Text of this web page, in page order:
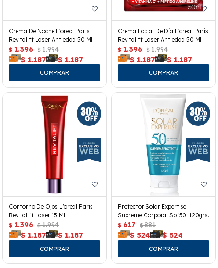
Crema De Noche L'oreal Paris
Revitalift Laser Antiedad 50 Ml.
$ 1.396 $ 1.994
$ 1.187 $ 1.187
Crema Facial De Día L'oreal Paris
Revitalift Laser Antiedad 50 Ml.
$ 1.396 $ 1.994
$ 1.187 $ 1.187
Contorno De Ojos L'oreal Paris
Revitalift Laser 15 Ml.
$ 1.396 $ 1.994
$ 1.187 $ 1.187
Protector Solar Expertise
Supreme Corporal Spf50. 120grs.
$ 617 $ 881
$ 524 $ 524